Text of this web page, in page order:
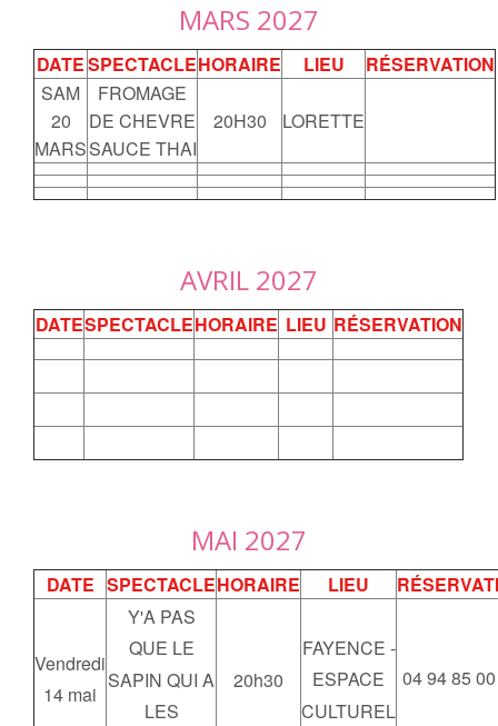
MARS 2027
DATESPECTACLEHORAIRE LIEU
RÉSERVATION
SAM
20
MARS
FROMAGE
DE CHEVRE
SAUCE THAI
20H30 LORETTE
AVRIL 2027
DATESPECTACLEHORAIRE LIEU RÉSERVATION
MAI 2027
DATE SPECTACLEHORAIRE LIEU
Vendredi
14 mai
Y'A PAS
QUE LE
SAPIN QUI A
LES
20h30
FAYENCE -
ESPACE
CULTUREL
04 94 85